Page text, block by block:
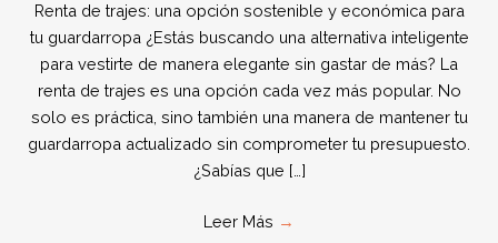
Renta de trajes: una opción sostenible y económica para
tu guardarropa ¿Estás buscando una alternativa inteligente
para vestirte de manera elegante sin gastar de más? La
renta de trajes es una opción cada vez más popular. No
solo es práctica, sino también una manera de mantener tu
guardarropa actualizado sin comprometer tu presupuesto.
¿Sabías que […]
Leer Más →